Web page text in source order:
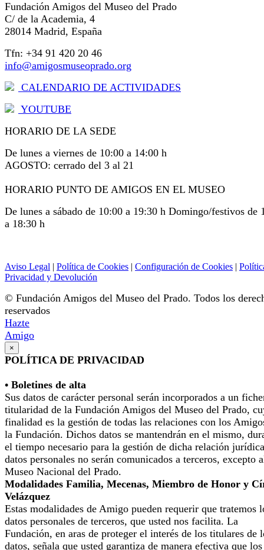
Fundación Amigos del Museo del Prado
C/ de la Academia, 4
28014 Madrid, España
Tfn: +34 91 420 20 46
info@amigosmuseoprado.org
CALENDARIO DE ACTIVIDADES
YOUTUBE
HORARIO DE LA SEDE
De lunes a viernes de 10:00 a 14:00 h
AGOSTO: cerrado del 3 al 21
HORARIO PUNTO DE AMIGOS EN EL MUSEO
De lunes a sábado de 10:00 a 19:30 h Domingo/festivos de
a 18:30 h
Aviso Legal | Política de Cookies | Configuración de Cookies |
Privacidad y Devolución
© Fundación Amigos del Museo del Prado. Todos los
reservados
Hazte
Amigo
×
POLÍTICA DE PRIVACIDAD
• Boletines de alta
Sus datos de carácter personal serán incorporados a un
titularidad de la Fundación Amigos del Museo del Prado,
finalidad es la gestión de todas las relaciones con los
la Fundación. Dichos datos se mantendrán en el mismo,
el tiempo necesario para la gestión de dicha relación
datos personales no serán comunicados a terceros, excepto
Museo Nacional del Prado.
Modalidades Familia, Mecenas, Miembro de Honor y
Velázquez
Estas modalidades de Amigo pueden requerir que tratemos
datos personales de terceros, que usted nos facilita. La
Fundación, en aras de proteger el interés de los titulares de
datos, señala que usted garantiza de manera efectiva que los